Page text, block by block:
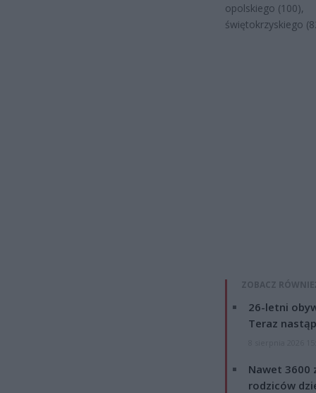
opolskiego (100),
świętokrzyskiego
ZOBACZ
26-letni
Teraz
Nawet 3600
rodziców